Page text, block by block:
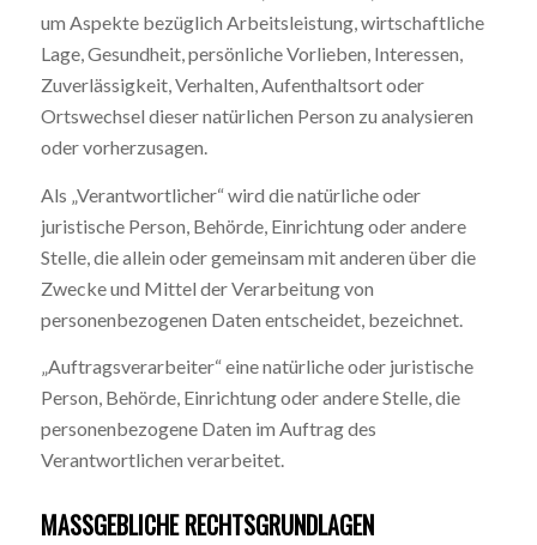
um Aspekte bezüglich Arbeitsleistung, wirtschaftliche
Lage, Gesundheit, persönliche Vorlieben, Interessen,
Zuverlässigkeit, Verhalten, Aufenthaltsort oder
Ortswechsel dieser natürlichen Person zu analysieren
oder vorherzusagen.
Als „Verantwortlicher“ wird die natürliche oder
juristische Person, Behörde, Einrichtung oder andere
Stelle, die allein oder gemeinsam mit anderen über die
Zwecke und Mittel der Verarbeitung von
personenbezogenen Daten entscheidet, bezeichnet.
„Auftragsverarbeiter“ eine natürliche oder juristische
Person, Behörde, Einrichtung oder andere Stelle, die
personenbezogene Daten im Auftrag des
Verantwortlichen verarbeitet.
MASSGEBLICHE RECHTSGRUNDLAGEN